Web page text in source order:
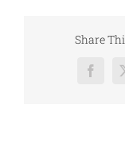
Share